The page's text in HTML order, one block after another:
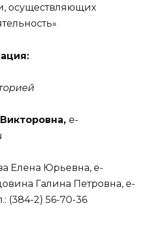
осуществляющих
e-
Елена Юрьевна, e-
Галина Петровна, e-
(384-2) 56-70-36